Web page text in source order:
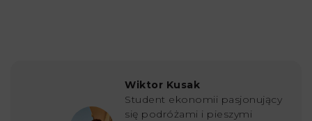
Wiktor Kusak
Student ekonomii pasjonujący
się podróżami i pieszymi